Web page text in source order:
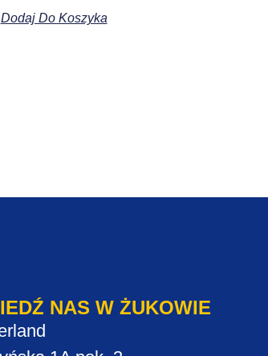
Dodaj Do Koszyka
NAS W ŻUKOWIE